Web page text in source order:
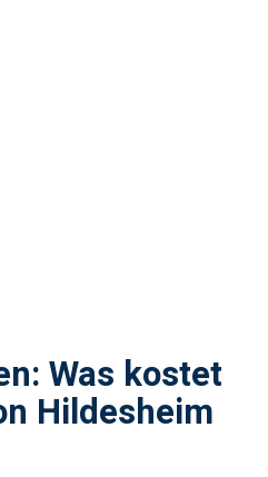
Was kostet
Hildesheim